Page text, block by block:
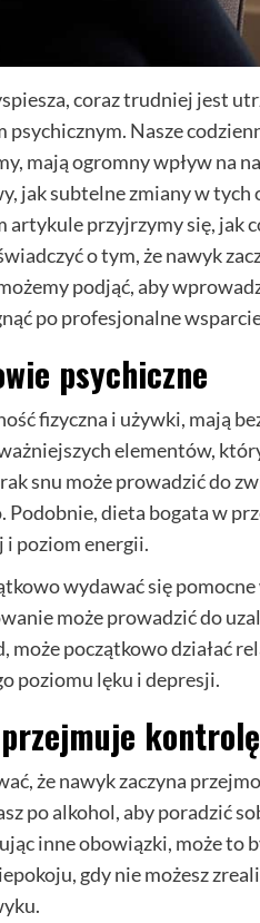
coraz trudniej jest
Nasze
mają ogromny wpływ na
jak subtelne zmiany w tych
przyjrzymy się, jak
o tym, że nawyk
podjąć, aby
po profesjonalne
psychiczne
fizyczna i używki, mają
elementów,
snu może prowadzić do
Podobnie, dieta bogata w
i poziom energii.
wydawać się
może prowadzić do
początkowo działać
poziomu lęku i depresji.
kontrolę
że nawyk zaczyna
po alkohol, aby poradzić
inne obowiązki, może to
gdy nie możesz